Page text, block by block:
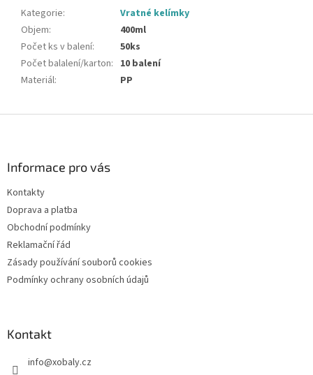
Kategorie:
Vratné kelímky
Objem:
400ml
Počet ks v balení:
50ks
Počet balalení/karton: 10 balení
Materiál: PP
Informace pro vás
Kontakty
Doprava a platba
Obchodní podmínky
Reklamační řád
Zásady používání souborů cookies
Podmínky ochrany osobních údajů
Kontakt
info@xobaly.cz